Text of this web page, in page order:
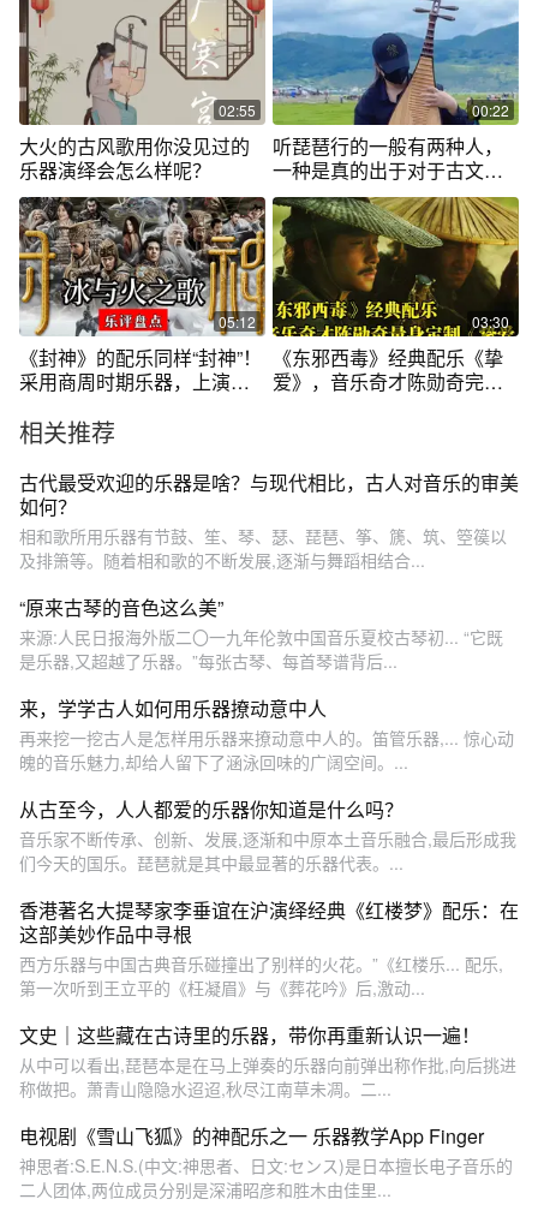
02:55
大火的古风歌用你没见过的
乐器演绎会怎么样呢？
00:22
听琵琶行的一般有两种人，
一种是真的出于对于古文的
热爱，还有一种是背不会课
文的高中生#琵琶 #乐器演奏
#音乐就要这么玩 #琵琶行
05:12
《封神》的配乐同样“封神”！
采用商周时期乐器，上演冰
03:30
《东邪西毒》经典配乐《挚
爱》，音乐奇才陈勋奇完美
相关推荐
古代最受欢迎的乐器是啥？与现代相比，古人对音乐的审美
如何？
相和歌所用乐器有节鼓、笙、琴、瑟、琵琶、筝、篪、筑、箜篌以
及排箫等。随着相和歌的不断发展,逐渐与舞蹈相结合...
“原来古琴的音色这么美”
来源:人民日报海外版二〇一九年伦敦中国音乐夏校古琴初... “它既
是乐器,又超越了乐器。”每张古琴、每首琴谱背后...
来，学学古人如何用乐器撩动意中人
再来挖一挖古人是怎样用乐器来撩动意中人的。笛管乐器,... 惊心动
魄的音乐魅力,却给人留下了涵泳回味的广阔空间。...
从古至今，人人都爱的乐器你知道是什么吗？
音乐家不断传承、创新、发展,逐渐和中原本土音乐融合,最后形成我
们今天的国乐。琵琶就是其中最显著的乐器代表。...
香港著名大提琴家李垂谊在沪演绎经典《红楼梦》配乐：在
这部美妙作品中寻根
西方乐器与中国古典音乐碰撞出了别样的火花。”《红楼乐... 配乐,
第一次听到王立平的《枉凝眉》与《葬花吟》后,激动...
文史｜这些藏在古诗里的乐器，带你再重新认识一遍！
从中可以看出,琵琶本是在马上弹奏的乐器向前弹出称作批,向后挑进
称做把。萧青山隐隐水迢迢,秋尽江南草未凋。二...
电视剧《雪山飞狐》的神配乐之一 乐器教学App Finger
神思者:S.E.N.S.(中文:神思者、日文:センス)是日本擅长电子音乐的
二人团体,两位成员分别是深浦昭彦和胜木由佳里...